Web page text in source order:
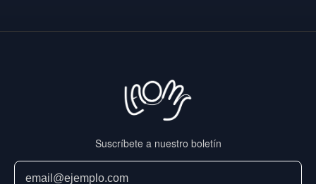
Suscríbete a nuestro boletín